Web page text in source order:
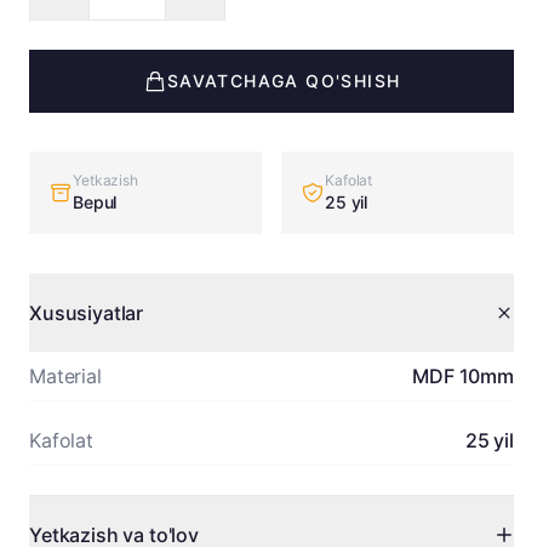
SAVATCHAGA QO'SHISH
Yetkazish
Bepul
Kafolat
25 yil
Xususiyatlar
Material MDF 10mm
Kafolat 25 yil
Yetkazish va to'lov